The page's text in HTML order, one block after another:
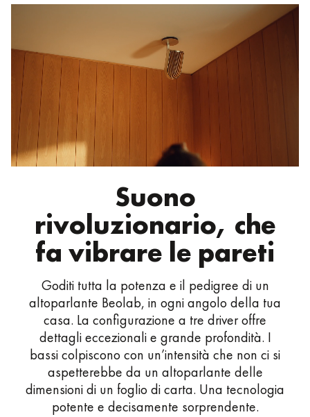
Suono
rivoluzionario, che
fa vibrare le pareti
Goditi tutta la potenza e il pedigree di un
altoparlante Beolab, in ogni angolo della tua
casa. La configurazione a tre driver offre
dettagli eccezionali e grande profondità. I
bassi colpiscono con un’intensità che non ci si
aspetterebbe da un altoparlante delle
dimensioni di un foglio di carta. Una tecnologia
potente e decisamente sorprendente.